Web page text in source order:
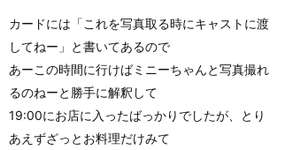
カードには「これを写真取る時にキャストに渡
してねー」と書いてあるので
あーこの時間に行けばミニーちゃんと写真撮れ
るのねーと勝手に解釈して
19:00にお店に入ったばっかりでしたが、とり
あえずざっとお料理だけみて